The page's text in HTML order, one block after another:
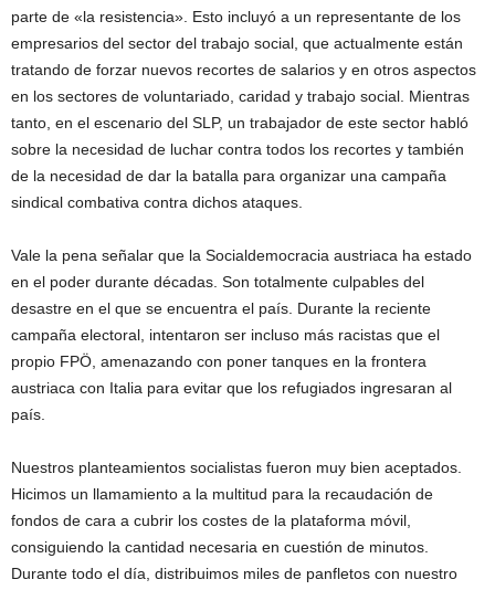
parte de «la resistencia». Esto incluyó a un representante de los
empresarios del sector del trabajo social, que actualmente están
tratando de forzar nuevos recortes de salarios y en otros aspectos
en los sectores de voluntariado, caridad y trabajo social. Mientras
tanto, en el escenario del SLP, un trabajador de este sector habló
sobre la necesidad de luchar contra todos los recortes y también
de la necesidad de dar la batalla para organizar una campaña
sindical combativa contra dichos ataques.
Vale la pena señalar que la Socialdemocracia austriaca ha estado
en el poder durante décadas. Son totalmente culpables del
desastre en el que se encuentra el país. Durante la reciente
campaña electoral, intentaron ser incluso más racistas que el
propio FPÖ, amenazando con poner tanques en la frontera
austriaca con Italia para evitar que los refugiados ingresaran al
país.
Nuestros planteamientos socialistas fueron muy bien aceptados.
Hicimos un llamamiento a la multitud para la recaudación de
fondos de cara a cubrir los costes de la plataforma móvil,
consiguiendo la cantidad necesaria en cuestión de minutos.
Durante todo el día, distribuimos miles de panfletos con nuestro